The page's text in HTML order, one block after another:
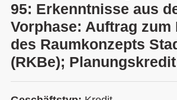
95: Erkenntnisse aus
Vorphase: Auftrag zum
des Raumkonzepts
(RKBe); Planungskredit